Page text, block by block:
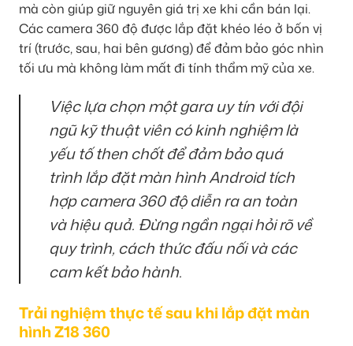
mà còn giúp giữ nguyên giá trị xe khi cần bán lại.
Các camera 360 độ được lắp đặt khéo léo ở bốn vị
trí (trước, sau, hai bên gương) để đảm bảo góc nhìn
tối ưu mà không làm mất đi tính thẩm mỹ của xe.
Việc lựa chọn một gara uy tín với đội
ngũ kỹ thuật viên có kinh nghiệm là
yếu tố then chốt để đảm bảo quá
trình lắp đặt màn hình Android tích
hợp camera 360 độ diễn ra an toàn
và hiệu quả. Đừng ngần ngại hỏi rõ về
quy trình, cách thức đấu nối và các
cam kết bảo hành.
Trải nghiệm thực tế sau khi lắp đặt màn
hình Z18 360